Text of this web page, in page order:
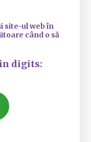
site-ul web în
când o să
in digits: